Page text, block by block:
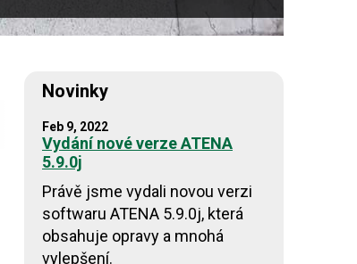
Novinky
Feb 9, 2022
Vydání nové verze ATENA
5.9.0j
Právě jsme vydali novou verzi
softwaru ATENA 5.9.0j, která
obsahuje opravy a mnohá
vylepšení.